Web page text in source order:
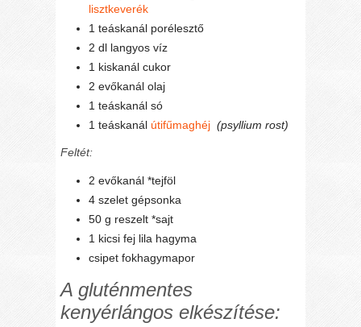
lisztkeverék
1 teáskanál porélesztő
2 dl langyos víz
1 kiskanál cukor
2 evőkanál olaj
1 teáskanál só
1 teáskanál útifűmaghéj (psyllium rost)
Feltét:
2 evőkanál *tejföl
4 szelet gépsonka
50 g reszelt *sajt
1 kicsi fej lila hagyma
csipet fokhagymapor
A gluténmentes
kenyérlángos elkészítése: